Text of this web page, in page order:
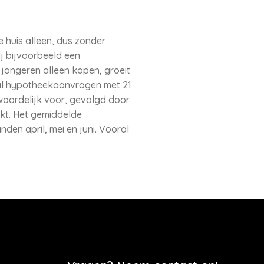
huis alleen, dus zonder
bijvoorbeeld een
alleen kopen, groeit
met 21
voor, gevolgd door
Het gemiddelde
april, mei en juni. Vooral